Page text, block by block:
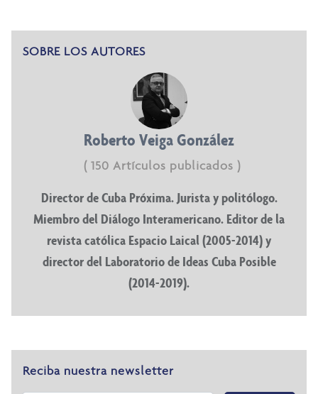
SOBRE LOS AUTORES
Roberto Veiga González
( 150 Artículos publicados )
Director de Cuba Próxima. Jurista y politólogo.
Miembro del Diálogo Interamericano. Editor de la
revista católica Espacio Laical (2005-2014) y
director del Laboratorio de Ideas Cuba Posible
(2014-2019).
Reciba nuestra newsletter